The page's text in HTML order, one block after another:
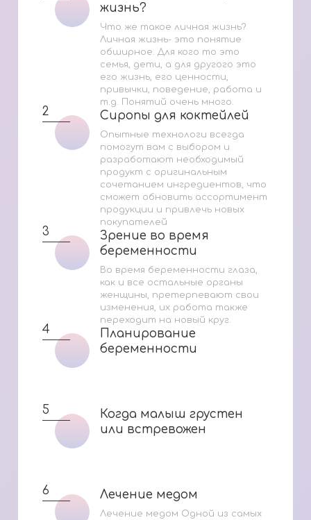
жизнь?
жизнь?
Что же такое личная жизнь?
Личная жизнь- это понятие
обширное. Для кого то это
семья, дети, а для другого это
его жизнь, его ценности,
привычки, поведение, работа и
т.д. Понятий очень много.
2 Сиропы для коктейлей
Сиропы для коктейлей
Опытные технологи всегда
помогут вам с выбором и
разработают необходимый
продукт с оригинальным
сочетанием ингредиентов, что
сможет обновить ассортимент
продукции и привлечь новых
покупателей
3
Зрение во время
беременности
Зрение во время
беременности
Во время беременности глаза,
как и все остальные органы
женщины, претерпевают свои
изменения, их работа также
переходит на новый круг.
4
Планирование
беременности
Планирование
беременности
5
Когда малыш грустен
или встревожен
Когда малыш грустен
или встревожен
6 Лечение медом
Лечение медом
Лечение медом Одной из самых